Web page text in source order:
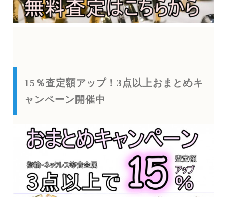
15％査定額アップ！3点以上おまとめキ
ャンペーン開催中